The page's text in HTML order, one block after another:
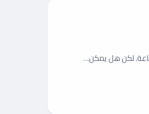
لكن هل يمكن…